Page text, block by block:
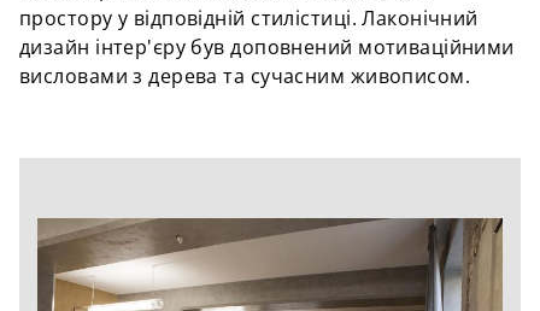
простору у відповідній стилістиці. Лаконічний
дизайн інтер'єру був доповнений мотиваційними
висловами з дерева та сучасним живописом.